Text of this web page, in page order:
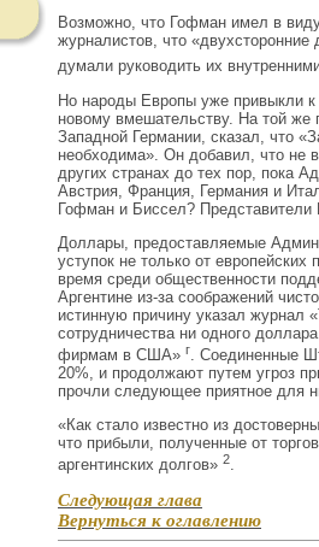
Возможно, что Гофман имел в
журналистов, что «двухсторонние
думали руководить их
Но народы Европы уже привыкли к
новому вмешательству. На той
Западной Германии, сказал, что
необходима». Он до­бавил, что не
других странах до тех пор, пока
Австрия, Франция, Германия и
Гофман и Биссел? Представители
Доллары, предоставляемые
уступок не только от европейских
время среди общественности
Аргентине из-за соо­бражений
истин­ную причину указал журнал
сотрудничества ни одного
фирмам в США» г. Соединенные
20%, и продолжают путем угроз
прочли следую­щее приятное для
«Как стало известно из
что прибыли, полученные от
аргентинских долгов» 2.
Следующая глава
Вернуться к оглавлению